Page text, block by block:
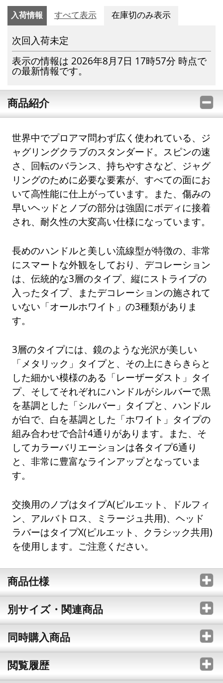
入荷情報 すべて表示 在庫切のみ表示
次回入荷未定
表示の情報は 2026年8月7日 17時57分 時点で
の最新情報です。
商品紹介
世界中でプロアマ問わず広く使われている、ジ
ャグリングクラブのスタンダード。スピンの速
さ、回転のバランス、持ちやすさなど、ジャグ
リングのために必要な要素が、すべての面にお
いて高性能に仕上がっています。また、傷みの
早いヘッドとノブの部分は強固にボディに接着
され、耐久性の大変高い仕様になっています。
長めのハンドルと美しい流線型が特徴の、非常
にスマートな外観をしており、デコレーション
は、伝統的な3層のタイプ、縦にストライプの
入ったタイプ、またデコレーションの施されて
いない「オールホワイト」の3種類がありま
す。
3層のタイプには、鏡のような光沢が美しい
「メタリック」タイプと、その上にきらきらと
した細かい模様のある「レーザーダスト」タイ
プ、そしてそれぞれにハンドルがシルバーで黒
を基調とした「シルバー」タイプと、ハンドル
が白で、白を基調とした「ホワイト」タイプの
組み合わせで合計4通りがあります。また、そ
してカラーバリエーションは各タイプ6通り
と、非常に豊富なラインアップとなっていま
す。
交換用のノブはタイプA(ピルエット、ドルフィ
ン、アルバトロス、ミラージュ共用)、ヘッド
ラバーはタイプX(ピルエット、クラシック共用)
を使用します。ご注意ください。
商品仕様
別サイズ・関連商品
同時購入商品
閲覧履歴